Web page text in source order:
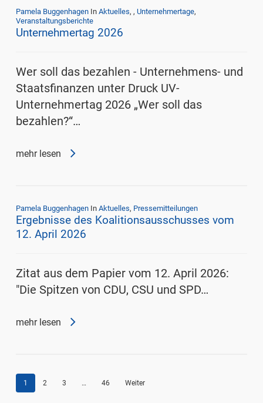
Pamela Buggenhagen In Aktuelles, , Unternehmertage,
Veranstaltungsberichte
Unternehmertag 2026
Wer soll das bezahlen - Unternehmens- und
Staatsfinanzen unter Druck UV-
Unternehmertag 2026 „Wer soll das
bezahlen?“…
mehr lesen
Pamela Buggenhagen In Aktuelles, Pressemitteilungen
Ergebnisse des Koalitionsausschusses vom
12. April 2026
Zitat aus dem Papier vom 12. April 2026:
"Die Spitzen von CDU, CSU und SPD…
mehr lesen
1 2 3 … 46 Weiter